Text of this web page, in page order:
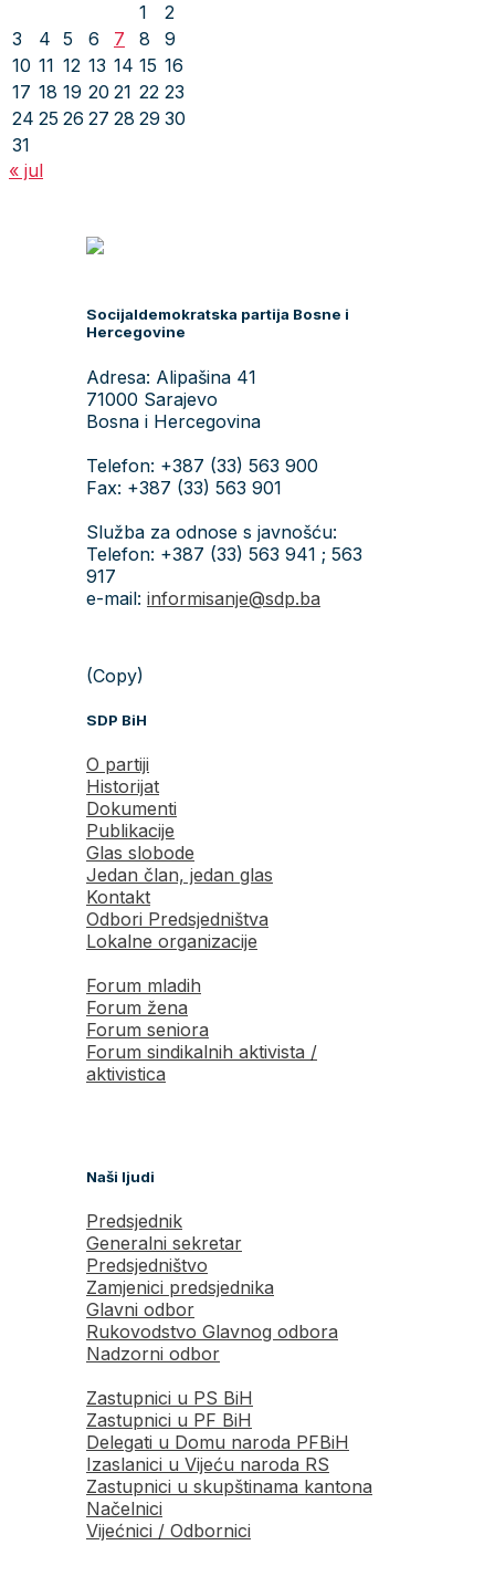
1
2
3
4 5 6 7 8
9
10 11 12 13 14 15 16
17 18 19 20 21 22 23
24 25 26 27 28 29 30
31
« jul
Socijaldemokratska partija Bosne i
Hercegovine
Adresa: Alipašina 41
71000 Sarajevo
Bosna i Hercegovina
Telefon: +387 (33) 563 900
Fax: +387 (33) 563 901
Služba za odnose s javnošću:
Telefon: +387 (33) 563 941 ; 563
917
e-mail: informisanje@sdp.ba
(Copy)
SDP BiH
O partiji
Historijat
Dokumenti
Publikacije
Glas slobode
Jedan član, jedan glas
Kontakt
Odbori Predsjedništva
Lokalne organizacije
Forum mladih
Forum žena
Forum seniora
Forum sindikalnih aktivista /
aktivistica
Naši ljudi
Predsjednik
Generalni sekretar
Predsjedništvo
Zamjenici predsjednika
Glavni odbor
Rukovodstvo Glavnog odbora
Nadzorni odbor
Zastupnici u PS BiH
Zastupnici u PF BiH
Delegati u Domu naroda PFBiH
Izaslanici u Vijeću naroda RS
Zastupnici u skupštinama kantona
Načelnici
Vijećnici / Odbornici